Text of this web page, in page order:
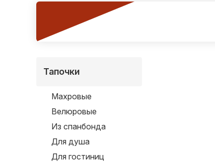
Тапочки
Махровые
Велюровые
Из спанбонда
Для душа
Для гостиниц